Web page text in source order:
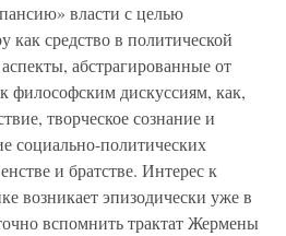
власти с целью
как средство в политической
абстрагированные от
философским дискуссиям, как,
творческое сознание и
социально-политических
и братстве. Интерес к
возникает эпизодически уже в
вспомнить трактат Жермены